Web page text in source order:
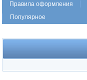
Правила оформления
Популярное